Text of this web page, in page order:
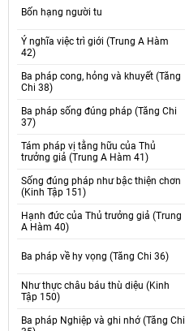
Bốn hạng người tu
Ý nghĩa việc trì giới (Trung A Hàm
42)
Ba pháp cong, hỏng và khuyết (Tăng
Chi 38)
Ba pháp sống đúng pháp (Tăng Chi
37)
Tám pháp vị tằng hữu của Thủ
trưởng giả (Trung A Hàm 41)
Sống đúng pháp như bậc thiện chơn
(Kinh Tập 151)
Hạnh đức của Thủ trưởng giả (Trung
A Hàm 40)
Ba pháp về hy vọng (Tăng Chi 36)
Như thực châu báu thù diệu (Kinh
Tập 150)
Ba pháp Nghiệp và ghi nhớ (Tăng Chi